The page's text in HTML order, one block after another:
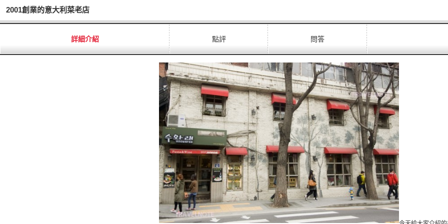
2001創業的意大利菜老店
詳細介紹 點評 問答